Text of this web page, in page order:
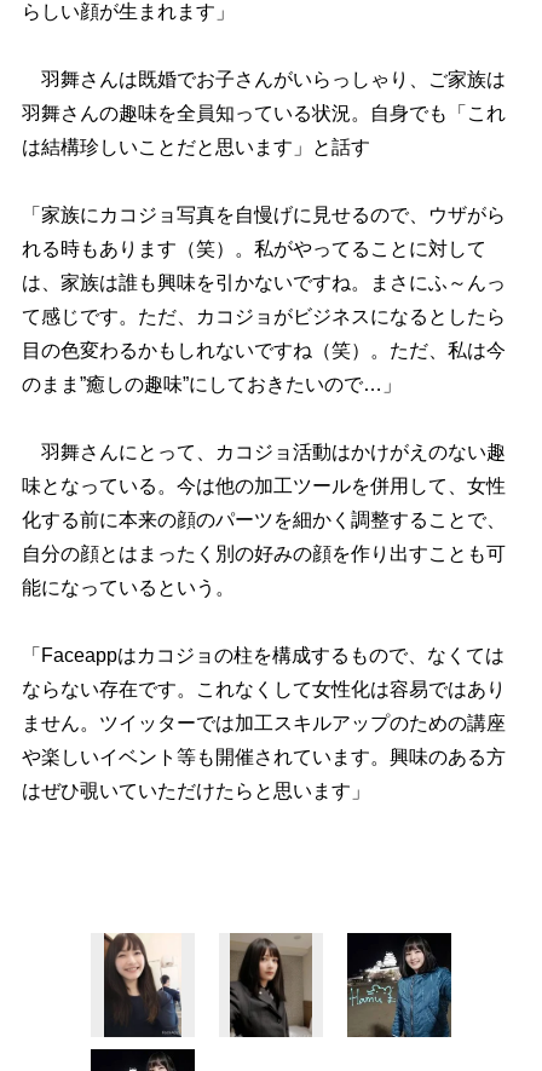
らしい顔が生まれます」
羽舞さんは既婚でお子さんがいらっしゃり、ご家族は
羽舞さんの趣味を全員知っている状況。自身でも「これ
は結構珍しいことだと思います」と話す
「家族にカコジョ写真を自慢げに見せるので、ウザがら
れる時もあります（笑）。私がやってることに対して
は、家族は誰も興味を引かないですね。まさにふ～んっ
て感じです。ただ、カコジョがビジネスになるとしたら
目の色変わるかもしれないですね（笑）。ただ、私は今
のまま”癒しの趣味”にしておきたいので…」
羽舞さんにとって、カコジョ活動はかけがえのない趣
味となっている。今は他の加工ツールを併用して、女性
化する前に本来の顔のパーツを細かく調整することで、
自分の顔とはまったく別の好みの顔を作り出すことも可
能になっているという。
「Faceappはカコジョの柱を構成するもので、なくては
ならない存在です。これなくして女性化は容易ではあり
ません。ツイッターでは加工スキルアップのための講座
楽しいイベント等も開催されています。興味のある方
はぜひ覗いていただけたらと思います」